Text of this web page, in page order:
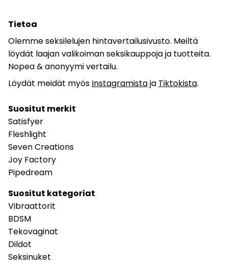
Tietoa
Olemme seksilelujen hintavertailusivusto. Meiltä
löydät laajan valikoiman seksikauppoja ja tuotteita.
Nopea & anonyymi vertailu.
Löydät meidät myös Instagramistaja Tiktokista.
Suositut merkit
Satisfyer
Fleshlight
Seven Creations
Joy Factory
Pipedream
Suositut kategoriat
Vibraattorit
BDSM
Tekovaginat
Dildot
Seksinuket